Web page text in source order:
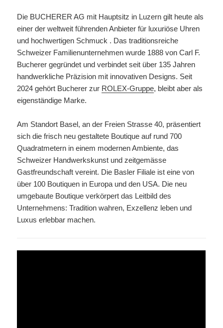
Die BUCHERER AG mit Hauptsitz in Luzern gilt heute als
einer der weltweit führenden Anbieter für luxuriöse Uhren
und hochwertigen Schmuck . Das traditionsreiche
Schweizer Familienunternehmen wurde 1888 von Carl F.
Bucherer gegründet und verbindet seit über 135 Jahren
handwerkliche Präzision mit innovativen Designs. Seit
2024 gehört Bucherer zur ROLEX-Gruppe, bleibt aber als
eigenständige Marke.
Am Standort Basel, an der Freien Strasse 40, präsentiert
sich die frisch neu gestaltete Boutique auf rund 700
Quadratmetern in einem modernen Ambiente, das
Schweizer Handwerkskunst und zeitgemässe
Gastfreundschaft vereint. Die Basler Filiale ist eine von
über 100 Boutiquen in Europa und den USA. Die neu
umgebaute Boutique verkörpert das Leitbild des
Unternehmens: Tradition wahren, Exzellenz leben und
Luxus erlebbar machen.